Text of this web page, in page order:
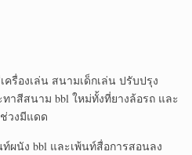
รื่องเล่น สนามเด็กเล่น​ ปรับปรุง​
าสีสนาม bbl ใหม่ทั้งที่ยางล้อรถ และ
วงมีแดด
ผนัง​ bbl และเพ้นท์​สื่อการสอนลง